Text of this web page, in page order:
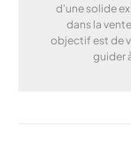
d'une solide
dans la
objectif est de
guider